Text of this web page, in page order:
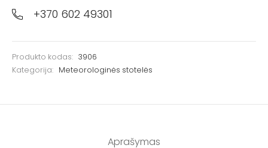
+370 602 49301
Produkto kodas: 3906
Kategorija: Meteorologinės stotelės
Aprašymas